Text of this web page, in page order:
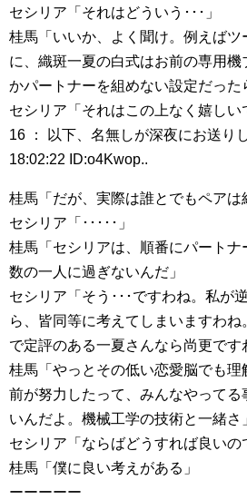
セシリア「それはどういう･･･」
桂馬「いいか、よく聞け。例えば
に、織斑一夏の白式はお前の専用機
かパートナーを組めない設定だった
セシリア「それはこの上なく嬉しい
16 ： 以下、名無しが深夜にお送り
18:02:22 ID:o4Kwop..
桂馬「だが、実際は誰とでもペアは
セシリア「･････」
桂馬「セシリアは、順番にパートナ
数の一人に過ぎないんだ」
セシリア「そう･･･ですわね。私が
ら、皆同等に考えてしまいますわ
で定評のある一夏さんなら尚更です
桂馬「やっとその低い恋愛脳でも理
前が努力したって、みんなやって
いんだよ。機械工学の技術と一緒さ
セシリア「ならばどうすれば良いの
桂馬「僕に良い考えがある」
ーーーーー